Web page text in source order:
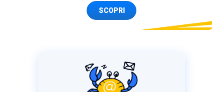
Spedizione SIM GRATISSCOPRI